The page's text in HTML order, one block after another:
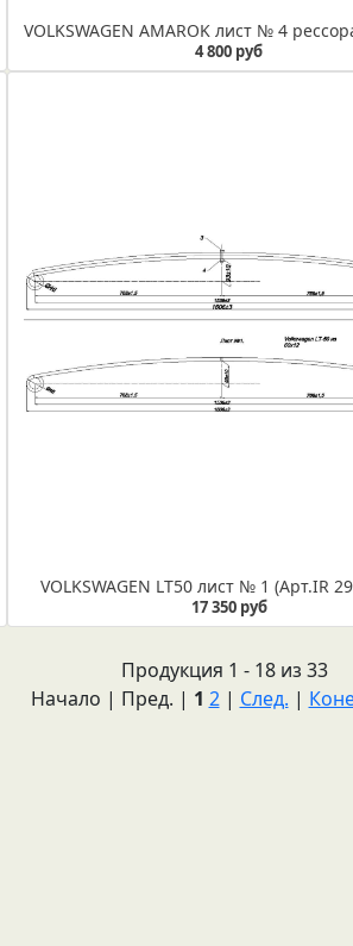
4 800 руб
VOLKSWAGEN LT50 лист № 1 (Арт.IR
17 350 руб
Продукция 1 - 18 из 33
Начало | Пред. | 1 2| След. |